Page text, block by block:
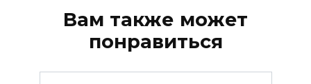
Вам также может
понравиться